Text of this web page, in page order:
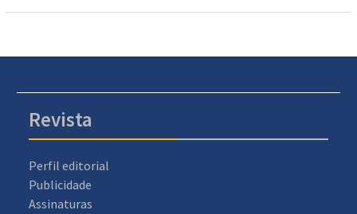
Revista
Perfil editorial
Publicidade
Assinaturas